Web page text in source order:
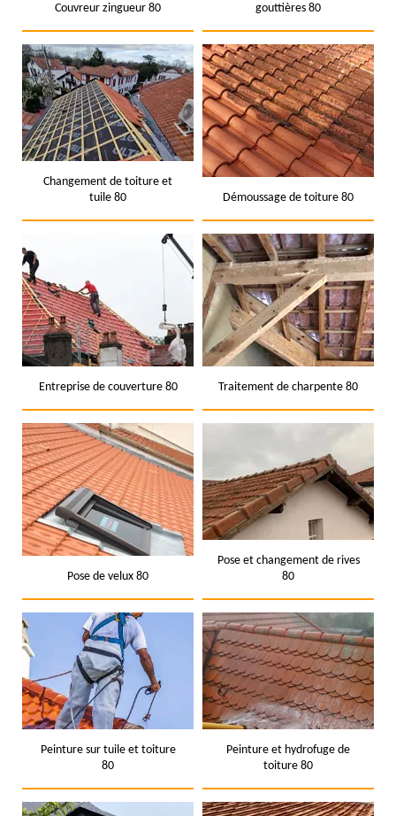
Couvreur zingueur 80
gouttières 80
Changement de toiture et
tuile 80
Démoussage de toiture 80
Entreprise de couverture 80 Traitement de charpente 80
Pose de velux 80
Pose et changement de rives
80
Peinture sur tuile et toiture
80
Peinture et hydrofuge de
toiture 80